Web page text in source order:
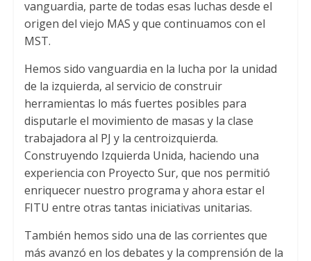
vanguardia, parte de todas esas luchas desde el
origen del viejo MAS y que continuamos con el
MST.
Hemos sido vanguardia en la lucha por la unidad
de la izquierda, al servicio de construir
herramientas lo más fuertes posibles para
disputarle el movimiento de masas y la clase
trabajadora al PJ y la centroizquierda.
Construyendo Izquierda Unida, haciendo una
experiencia con Proyecto Sur, que nos permitió
enriquecer nuestro programa y ahora estar el
FITU entre otras tantas iniciativas unitarias.
También hemos sido una de las corrientes que
más avanzó en los debates y la comprensión de la